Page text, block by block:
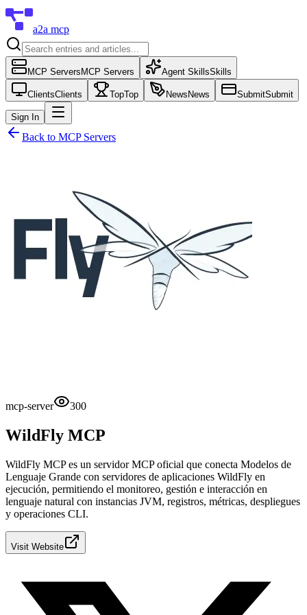
a2a mcp
MCP Servers MCP Servers Agent SkillsSkills
ClientsClients TopTop News News SubmitSubmit
Sign In
Back to MCP Servers
mcp-server 300
WildFly MCP
WildFly MCP es un servidor MCP oficial que conecta Modelos de
Lenguaje Grande con servidores de aplicaciones WildFly en
ejecución, permitiendo el monitoreo, gestión e interacción en
lenguaje natural con instancias JVM, registros, métricas, despliegues
y operaciones CLI.
Visit Website